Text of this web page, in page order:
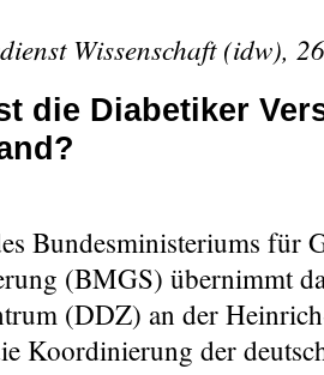
Wissenschaft (idw),
die Diabetiker
Bundesministeriums für
(BMGS) übernimmt
(DDZ) an der
Koordinierung der